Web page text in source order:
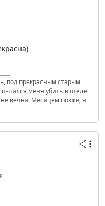
под прекрасным старым
меня убить в отеле
вечна. Месяцем позже, я